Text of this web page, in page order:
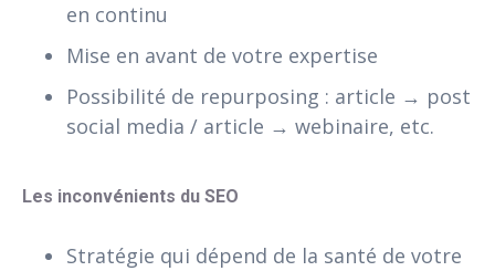
en continu
Mise en avant de votre expertise
Possibilité de repurposing : article → post
social media / article → webinaire, etc.
Les inconvénients du SEO
Stratégie qui dépend de la santé de votre